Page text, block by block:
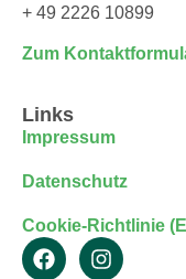
+ 49 2226 10899
Zum
Links
Impressum
Datenschutz
Cookie-Richtlinie